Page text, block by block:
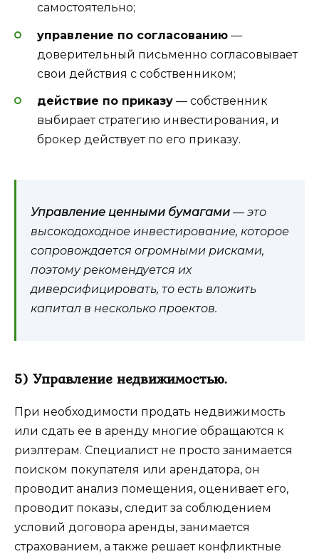
самостоятельно;
управление по согласованию —
доверительный письменно согласовывает
свои действия с собственником;
действие по приказу — собственник
выбирает стратегию инвестирования, и
брокер действует по его приказу.
Управление ценными бумагами — это
высокодоходное инвестирование, которое
сопровождается огромными рисками,
поэтому рекомендуется их
диверсифицировать, то есть вложить
капитал в несколько проектов.
5) Управление недвижимостью.
При необходимости продать недвижимость
или сдать ее в аренду многие обращаются к
риэлтерам. Специалист не просто занимается
поиском покупателя или арендатора, он
проводит анализ помещения, оценивает его,
проводит показы, следит за соблюдением
условий договора аренды, занимается
страхованием, а также решает конфликтные